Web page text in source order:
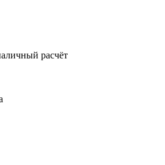
расчёт